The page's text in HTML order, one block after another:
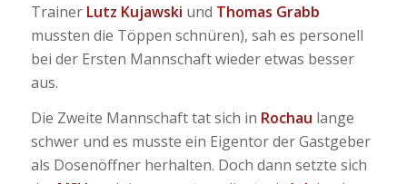
Trainer Lutz Kujawski und Thomas Grabb
mussten die Töppen schnüren), sah es personell
bei der Ersten Mannschaft wieder etwas besser
aus.
Die Zweite Mannschaft tat sich in Rochau lange
schwer und es musste ein Eigentor der Gastgeber
als Dosenöffner herhalten. Doch dann setzte sich